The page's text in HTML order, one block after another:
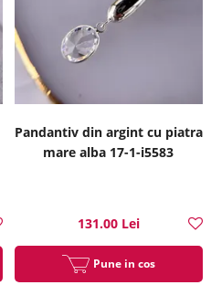
Pandantiv din argint cu piatra
mare alba 17-1-i5583
131.00 Lei
Pune in cos